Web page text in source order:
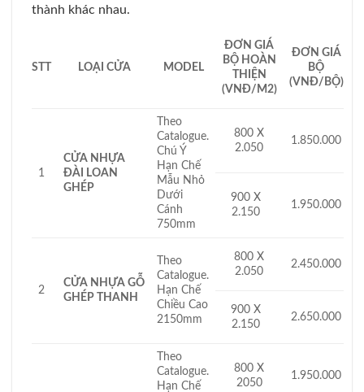
thành khác nhau.
STT LOẠI CỬA MODEL
ĐƠN GIÁ
BỘ HOÀN
THIỆN
(VNĐ/M2)
ĐƠN GIÁ
BỘ
(VNĐ/BỘ)
1
CỬA NHỰA
ĐÀI LOAN
GHÉP
Theo
Catalogue.
Chú Ý
Hạn Chế
Mẫu Nhỏ
Dưới
Cánh
750mm
800 X
2.050
1.850.000
900 X
2.150
1.950.000
2
CỬA NHỰA GỖ
GHÉP THANH
Theo
Catalogue.
Hạn Chế
Chiều Cao
2150mm
800 X
2.050
2.450.000
900 X
2.150
2.650.000
Theo
Catalogue.
Hạn Chế
800 X
2050
1.950.000